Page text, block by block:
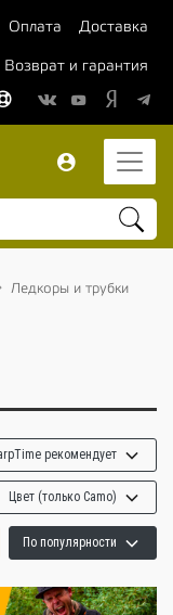
Оплата Доставка
Возврат и гарантия
Ледкоры и трубки
рекомендует
Цвет (только Camo)
По популярности